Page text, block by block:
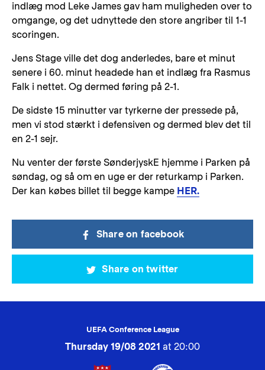
indlæg mod Leke James gav ham muligheden over to
omgange, og det udnyttede den store angriber til 1-1
scoringen.
Jens Stage ville det dog anderledes, bare et minut
senere i 60. minut headede han et indlæg fra Rasmus
Falk i nettet. Og dermed føring på 2-1.
De sidste 15 minutter var tyrkerne der pressede på,
men vi stod stærkt i defensiven og dermed blev det til
en 2-1 sejr.
Nu venter der første SønderjyskE hjemme i Parken på
søndag, og så om en uge er der returkamp i Parken.
Der kan købes billet til begge kampe HER.
Share on facebook
Share on twitter
UEFA Conference League
Thursday 19/08 2021 at 20:00